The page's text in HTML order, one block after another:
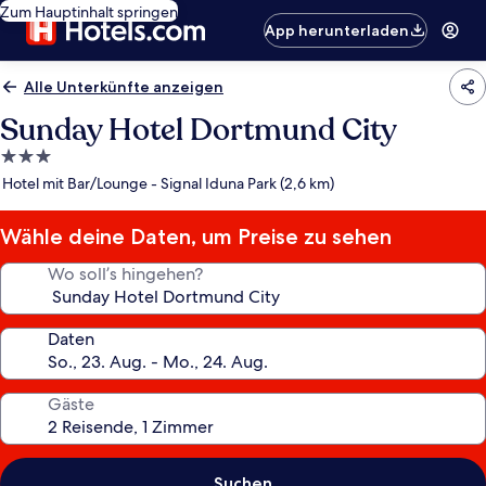
Zum Hauptinhalt springen
App herunterladen
Alle Unterkünfte anzeigen
Sunday Hotel Dortmund City
3.0-
Sterne-
Hotel mit Bar/Lounge - Signal Iduna Park (2,6 km)
Wähle deine Daten, um Preise zu sehen
Wo soll’s hingehen?
Daten
Gäste